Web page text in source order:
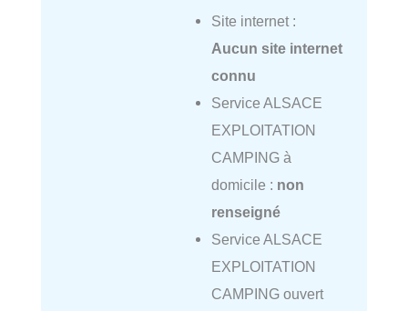
Site internet :
Aucun site internet
connu
Service ALSACE
EXPLOITATION
CAMPING à
domicile : non
renseigné
Service ALSACE
EXPLOITATION
CAMPING ouvert